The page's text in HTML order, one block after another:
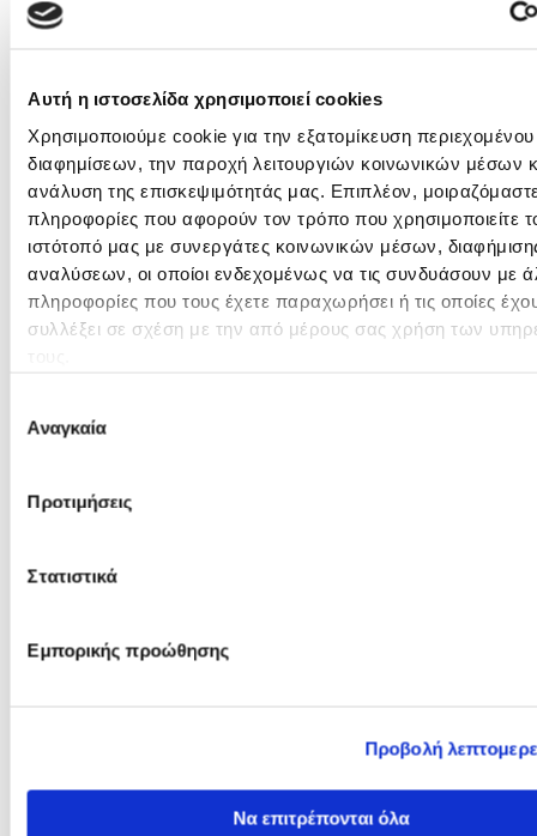
Αυτή η ιστοσελίδα χρησιμοποιεί cookies
Χρησιμοποιούμε cookie για την εξατομίκευση περιεχομένου
διαφημίσεων, την παροχή λειτουργιών κοινωνικών μέσων
ανάλυση της επισκεψιμότητάς μας. Επιπλέον,
πληροφορίες που αφορούν τον τρόπο που χρησιμοποιείτε
ιστότοπό μας με συνεργάτες κοινωνικών μέσων,
αναλύσεων, οι οποίοι ενδεχομένως να τις συνδυάσουν με
πληροφορίες που τους έχετε παραχωρήσει ή τις οποίες
συλλέξει σε σχέση με την από μέρους σας χρήση των
συγκατάθεσης
Αναγκαία
Προτιμήσεις
Στατιστικά
Εμπορικής προώθησης
Προβολή
Να επιτρέπονται όλα
Όγκοι εγκεφάλου και
νωτιαίου μυελού
Αδενώματα υπόφυσης
Αγγειακές παθήσεις
εγκεφάλου και
νωτιαίου μυελού
Εκφυλιστικές και
τραυματικές παθήσεις